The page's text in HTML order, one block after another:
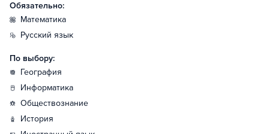
Обязательно:
математика
русский язык
По выбору:
география
информатика
обществознание
история